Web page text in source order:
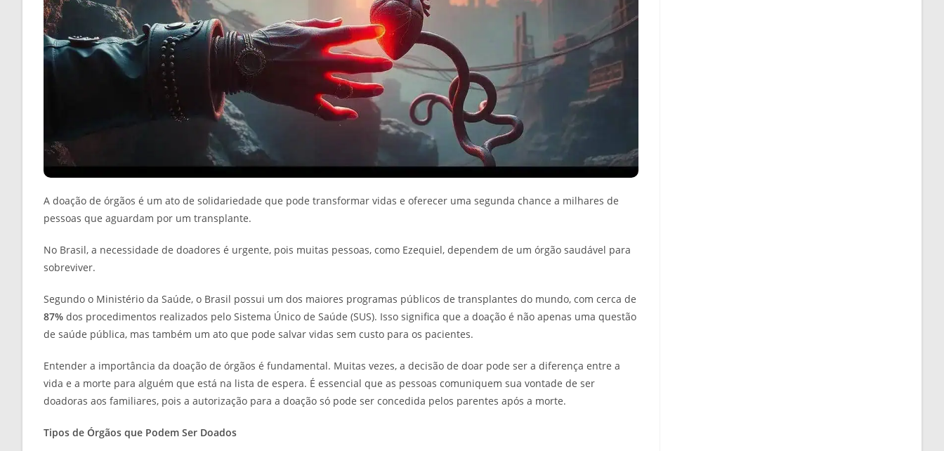
A doação de órgãos é um ato de solidariedade que pode transformar vidas e oferecer uma segunda chance a milhares de
pessoas que aguardam por um transplante.
No Brasil, a necessidade de doadores é urgente, pois muitas pessoas, como Ezequiel, dependem de um órgão saudável para
sobreviver.
Segundo o Ministério da Saúde, o Brasil possui um dos maiores programas públicos de transplantes do mundo, com cerca de
87% dos procedimentos realizados pelo Sistema Único de Saúde (SUS). Isso significa que a doação é não apenas uma questão
de saúde pública, mas também um ato que pode salvar vidas sem custo para os pacientes.
Entender a importância da doação de órgãos é fundamental. Muitas vezes, a decisão de doar pode ser a diferença entre a
vida e a morte para alguém que está na lista de espera. É essencial que as pessoas comuniquem sua vontade de ser
doadoras aos familiares, pois a autorização para a doação só pode ser concedida pelos parentes após a morte.
Tipos de Órgãos que Podem Ser Doados